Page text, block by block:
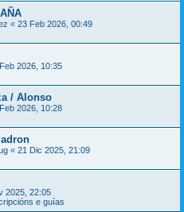
« 23 Feb 2026, 00:49
2026, 10:35
/ Alonso
2026, 10:28
« 21 Dic 2025, 21:09
2025, 22:05
e guías